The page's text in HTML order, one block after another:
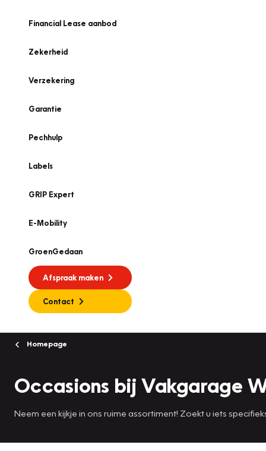
Financial Lease aanbod
Zekerheid
Verzekering
Garantie
Pechhulp
Labels
GRIP Expert
E-Mobility
GroenGedaan
Afspraak maken
Contact
Homepage
Occasions bij Vakgarage
Neem een kijkje in ons ruime assortiment! Zoekt u iets